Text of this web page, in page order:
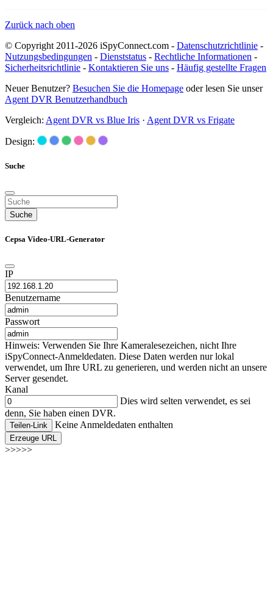
Zurück nach oben
© Copyright 2011-2026 iSpyConnect.com - Datenschutzrichtlinie -
Nutzungsbedingungen - Dienststatus - Rechtliche Informationen -
Sicherheitsrichtlinie - Kontaktieren Sie uns - Häufig gestellte Fragen
Neuer Benutzer? Besuchen Sie die Homepage oder lesen Sie unser
Agent DVR Benutzerhandbuch
Vergleich: Agent DVR vs Blue Iris · Agent DVR vs Frigate
Design:
Suche
Suche
Cepsa Video-URL-Generator
IP
Benutzername
Passwort
Hinweis: Verwenden Sie Ihre Kameralesezeichen, nicht Ihre
iSpyConnect-Anmeldedaten. Diese Daten werden nur lokal
verwendet, um Ihre URL zu generieren, und werden nicht an unsere
Server gesendet.
Kanal
Dies wird selten verwendet, es sei
denn, Sie haben einen DVR.
Teilen-Link Keine Anmeldedaten enthalten
Erzeuge URL
>>>>>